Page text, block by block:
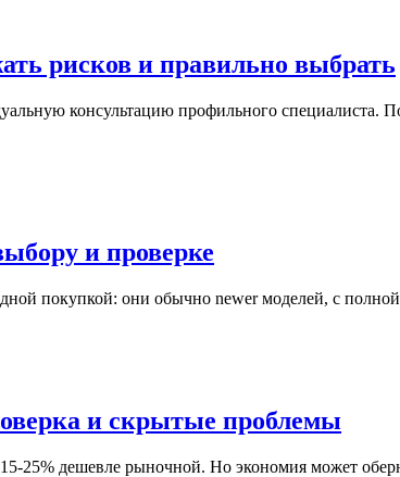
рисков и правильно выбрать
консультацию профильного
и проверке
покупкой: они обычно newer моделей, с
и скрытые проблемы
25% дешевле рыночной. Но экономия может